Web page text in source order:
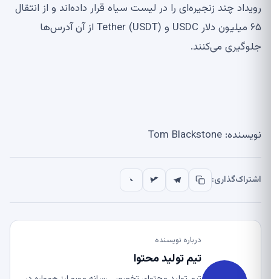
رویداد چند زنجیره‌ای را در لیست سیاه قرار داده‌اند و از انتقال
۶۵ میلیون دلار USDC و Tether (USDT) از آن آدرس‌ها
جلوگیری می‌کنند.
نویسنده: Tom Blackstone
اشتراک‌گذاری:
درباره نویسنده
تیم تولید محتوا